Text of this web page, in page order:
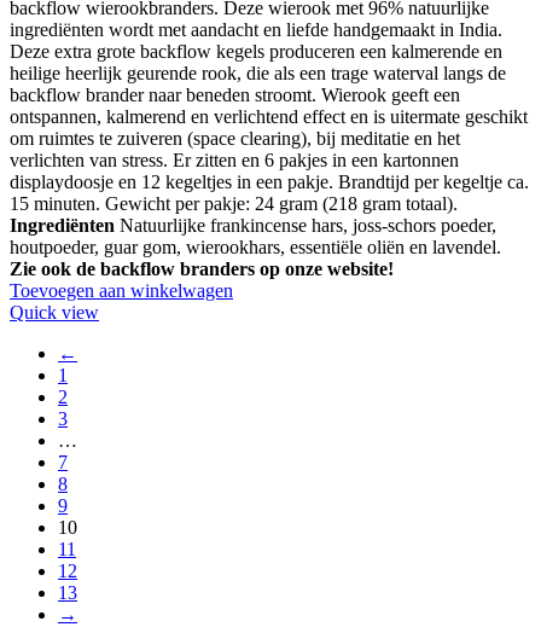
backflow wierookbranders. Deze wierook met 96% natuurlijke
ingrediënten wordt met aandacht en liefde handgemaakt in India.
Deze extra grote backflow kegels produceren een kalmerende en
heilige heerlijk geurende rook, die als een trage waterval langs de
backflow brander naar beneden stroomt. Wierook geeft een
ontspannen, kalmerend en verlichtend effect en is uitermate geschikt
om ruimtes te zuiveren (space clearing), bij meditatie en het
verlichten van stress. Er zitten en 6 pakjes in een kartonnen
displaydoosje en 12 kegeltjes in een pakje. Brandtijd per kegeltje ca.
15 minuten. Gewicht per pakje: 24 gram (218 gram totaal).
Ingrediënten Natuurlijke frankincense hars, joss-schors poeder,
houtpoeder, guar gom, wierookhars, essentiële oliën en lavendel.
Zie ook de backflow branders op onze website!
Toevoegen aan winkelwagen
Quick view
←
1
2
3
…
7
8
9
10
11
12
13
→